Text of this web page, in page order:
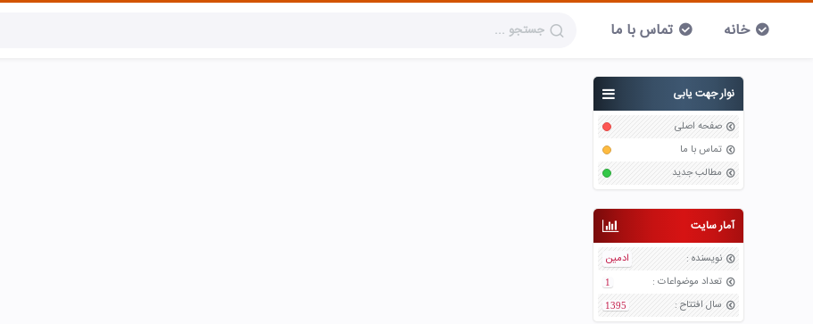
خانه تماس با ما
نوار جهت یابی
صفحه اصلی
تماس با ما
مطالب جدید
آمار سایت
نویسنده :
ادمین
تعداد موضواعات :
1
سال افتتاح :
1395